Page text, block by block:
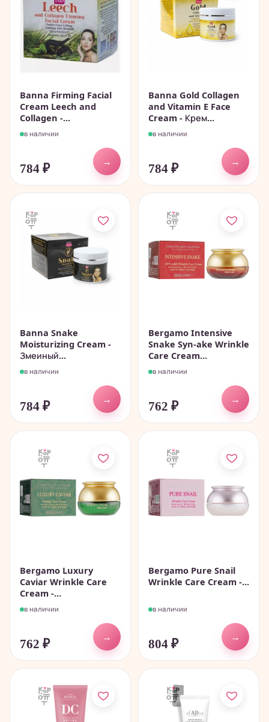
Banna Firming Facial
Cream Leech and
Collagen -...
в наличии
784 ₽
→
Banna Gold Collagen
and Vitamin E Face
Cream - Крем...
в наличии
784 ₽
→
Banna Snake
Moisturizing Cream -
Змеиный...
в наличии
784 ₽
→
Bergamo Intensive
Snake Syn-ake Wrinkle
Care Cream...
в наличии
762 ₽
→
Bergamo Luxury
Caviar Wrinkle Care
Cream -...
в наличии
762 ₽
→
Bergamo Pure Snail
Wrinkle Care Cream -...
в наличии
804 ₽
→